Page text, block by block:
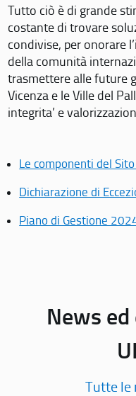
Tutto ciò è di grande
costante di trovare
condivise, per onorare
della comunità
trasmettere alle future
Vicenza e le Ville del
integrita’ e
Le componenti del Sito
Dichiarazione di
Piano di Gestione
News
Tutte le